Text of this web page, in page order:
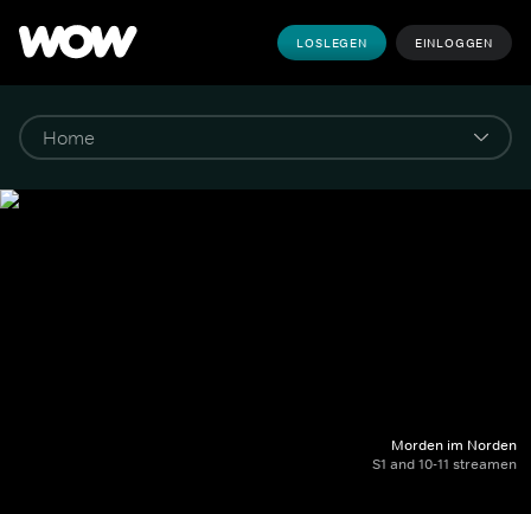
LOSLEGEN EINLOGGEN
Morden im Norden
S1 and 10-11 streamen